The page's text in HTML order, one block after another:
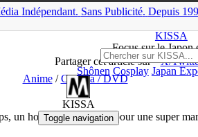
Indépendant. Sans Publicité. Depuis
KISSA
Focus sur le Japon
Shônen Cosplay Japan
KISSA
Toggle navigation
▲
Partager cet article sur X/
Anime/Cinéma / DVD
un hommage poignant pour une super